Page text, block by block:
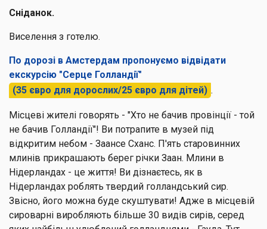
Сніданок.
Виселення з готелю.
По дорозі в Амстердам пропонуємо відвідати
екскурсію "Серце Голландії"
(35 євро для дорослих/25 євро для дітей) .
Місцеві жителі говорять - "Хто не бачив провінції - той
не бачив Голландії"! Ви потрапите в музей під
відкритим небом - Заансе Сханс. П'ять старовинних
млинів прикрашають берег річки Заан. Млини в
Нідерландах - це життя! Ви дізнаєтесь, як в
Нідерландах роблять твердий голландський сир.
Звісно, його можна буде скуштувати! Адже в місцевій
сироварні виробляють більше 30 видів сирів, серед